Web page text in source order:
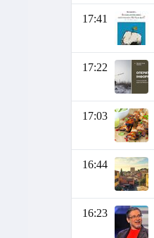
17:41
17:22
17:03
16:44
16:23